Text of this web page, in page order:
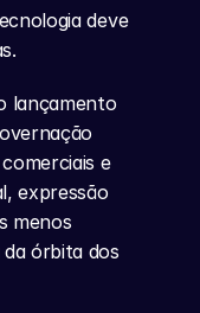
deve
lançamento
e
expressão
menos
órbita dos